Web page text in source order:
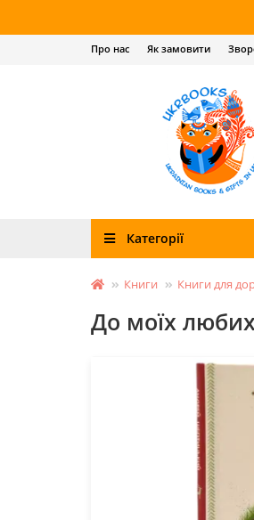
Про нас Як замовити
Категорії
Книги Книги для
До моїх любих